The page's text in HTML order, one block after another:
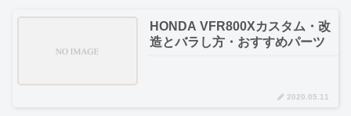
HONDA VFR800Xカスタム・改
造とバラし方・おすすめパーツ
2020.05.11